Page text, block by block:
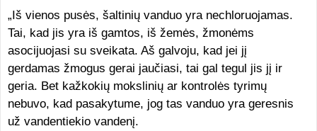
„Iš vienos pusės, šaltinių vanduo yra nechloruojamas.
Tai, kad jis yra iš gamtos, iš žemės, žmonėms
asocijuojasi su sveikata. Aš galvoju, kad jei jį
gerdamas žmogus gerai jaučiasi, tai gal tegul jis jį ir
geria. Bet kažkokių mokslinių ar kontrolės tyrimų
nebuvo, kad pasakytume, jog tas vanduo yra geresnis
už vandentiekio vandenį.